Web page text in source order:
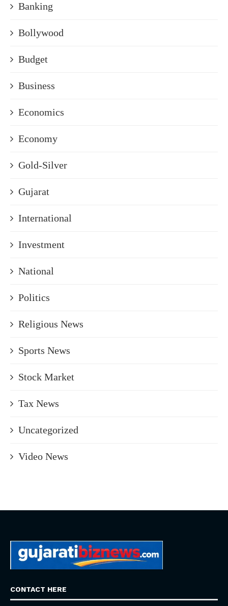
Banking
Bollywood
Budget
Business
Economics
Economy
Gold-Silver
Gujarat
International
Investment
National
Politics
Religious News
Sports News
Stock Market
Tax News
Uncategorized
Video News
CONTACT HERE